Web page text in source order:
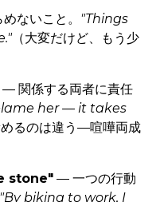
ないこと。 "Things
（大変だけど、もう少
— 関係する両者に責任
her — it takes
るのは違う—喧嘩両成
stone" — 一つの行動
"By biking to work, I